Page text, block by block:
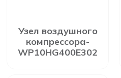
Узел воздушного
компрессора-
WP10HG400E302